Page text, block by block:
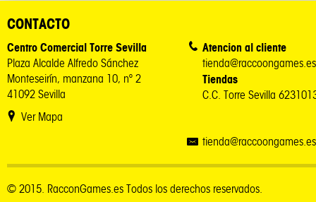
CONTACTO
Centro Comercial Torre Sevilla
Plaza Alcalde Alfredo Sánchez
Monteseirín, manzana 10, nº 2
41092 Sevilla
Ver Mapa
Atencion al cliente
tienda@raccoongames.es
Tiendas
C.C. Torre Sevilla
tienda@raccoongames.es
© 2015. RacconGames.es Todos los derechos reservados.